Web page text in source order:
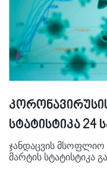
სტატისტიკა 24
ჯანდაცვის მსოფლიო
მარტის სტატისტიკა